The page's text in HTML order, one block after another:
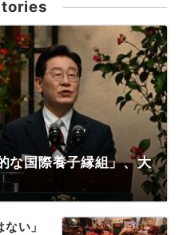
な国際養子縁組」、大
い」